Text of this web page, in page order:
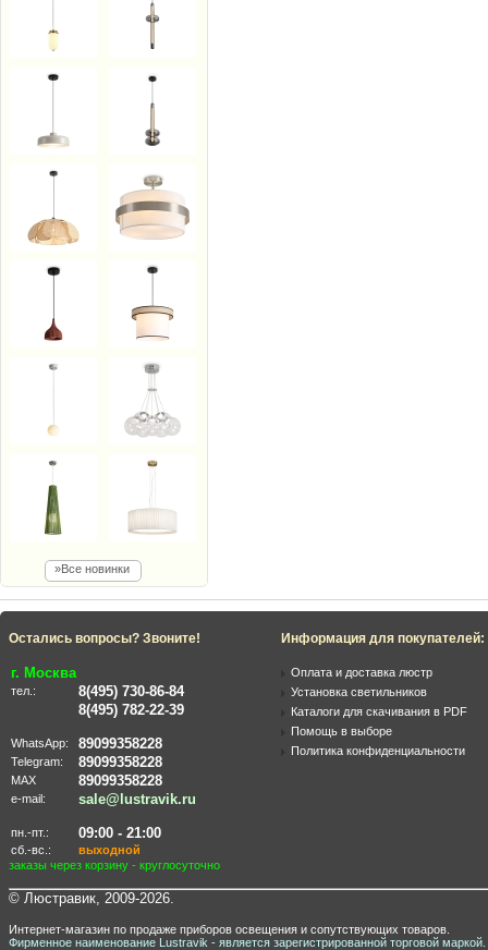
»Все новинки
Остались вопросы? Звоните!
г. Москва
тел.:
8(495) 730-86-84
8(495) 782-22-39
WhatsApp: 89099358228
Telegram: 89099358228
MAX 89099358228
e-mail: sale@lustravik.ru
пн.-пт.: 09:00 - 21:00
сб.-вс.:
выходной
заказы через корзину - круглосуточно
Информация для покупателей:
Оплата и доставка люстр
Установка светильников
Каталоги для скачивания в PDF
Помощь в выборе
Политика конфиденциальности
© Люстравик, 2009-2026.
Интернет-магазин по продаже приборов освещения и сопутствующих товаров.
Фирменное наименование Lustravik - является зарегистрированной торговой